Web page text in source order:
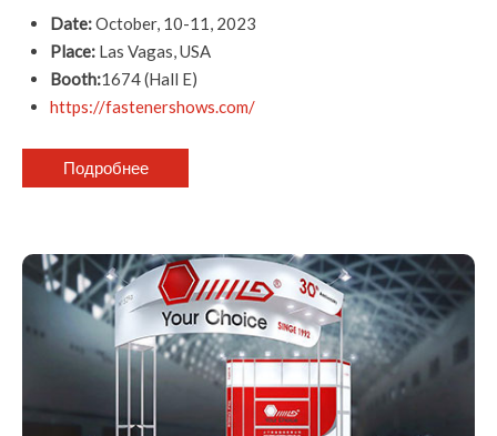
Date:October, 10-11, 2023
Place: Las Vagas, USA
Booth:1674 (Hall E)
https://fastenershows.com/
Подробнее